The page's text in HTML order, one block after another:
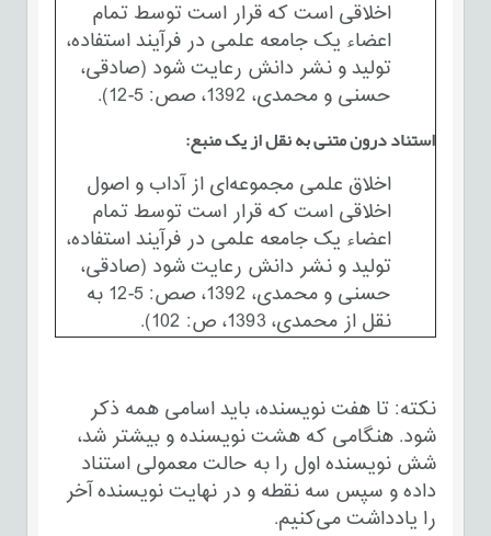
اخلاقی است که قرار است توسط تمام
اعضاء یک جامعه علمی در فرآیند استفاده،
تولید و نشر دانش رعایت شود (صادقی،
حسنی و محمدی، 1392، صص: 5-12).
استناد درون متنی به نقل از یک منبع:
اخلاق علمی مجموعه‌ای از آداب و اصول
اخلاقی است که قرار است توسط تمام
اعضاء یک جامعه علمی در فرآیند استفاده،
تولید و نشر دانش رعایت شود (صادقی،
حسنی و محمدی، 1392، صص: 5-12 به
نقل از محمدی، 1393، ص: 102).
نکته: تا هفت نویسنده، باید اسامی همه ذکر
شود. هنگامی که هشت نویسنده و بیشتر شد،
شش نویسنده اول را به حالت معمولی استناد
داده و سپس سه نقطه و در نهایت نویسنده آخر
را یادداشت می‌کنیم.